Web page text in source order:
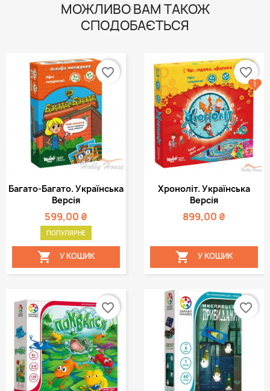
МОЖЛИВО ВАМ ТАКОЖ
СПОДОБАЄТЬСЯ
Багато-Багато. Українська
Версія
599,00 ₴
ПОПУЛЯРНЕ
 У КОШИК
favorite_border
Хроноліт. Українська
Версія
899,00 ₴
 У КОШИК
favorite_border
1
favorite_border favorite_border